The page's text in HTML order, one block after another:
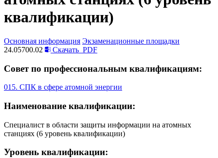
квалификации)
Основная информация Экзаменационные площадки
24.05700.02
Скачать PDF
Совет по профессиональным квалификациям:
015. СПК в сфере атомной энергии
Наименование квалификации:
Специалист в области защиты информации на атомных
станциях (6 уровень квалификации)
Уровень квалификации: